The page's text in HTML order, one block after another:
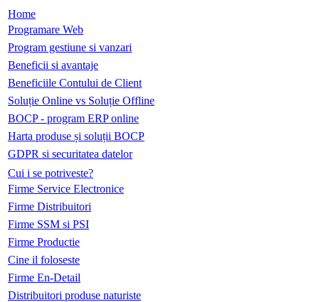
Home
Programare Web
Program gestiune si vanzari
Beneficii si avantaje
Beneficiile Contului de Client
Soluție Online vs Soluție Offline
BOCP - program ERP online
Harta produse și soluții BOCP
GDPR si securitatea datelor
Cui i se potriveste?
Firme Service Electronice
Firme Distribuitori
Firme SSM si PSI
Firme Productie
Cine il foloseste
Firme En-Detail
Distribuitori produse naturiste